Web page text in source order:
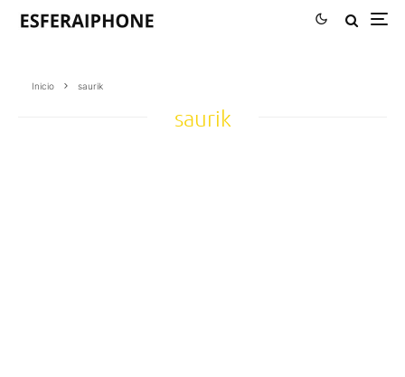
Inicio saurik
saurik